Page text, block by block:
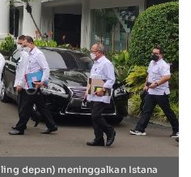
depan) meninggalkan Istana